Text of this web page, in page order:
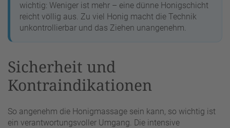
wichtig: Weniger ist mehr – eine dünne Honigschicht
reicht völlig aus. Zu viel Honig macht die Technik
unkontrollierbar und das Ziehen unangenehm.
Sicherheit und
Kontraindikationen
So angenehm die Honigmassage sein kann, so wichtig ist
ein verantwortungsvoller Umgang. Die intensive